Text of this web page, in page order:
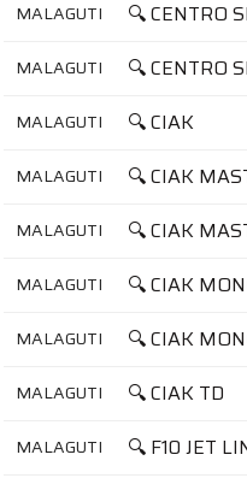
MALAGUTI 🔍 CENTRO
MALAGUTI 🔍 CENTRO
MALAGUTI 🔍 CIAK
MALAGUTI 🔍 CIAK
MALAGUTI 🔍 CIAK
MALAGUTI 🔍 CIAK
MALAGUTI 🔍 CIAK
MALAGUTI 🔍 CIAK TD
MALAGUTI 🔍 F10 JET